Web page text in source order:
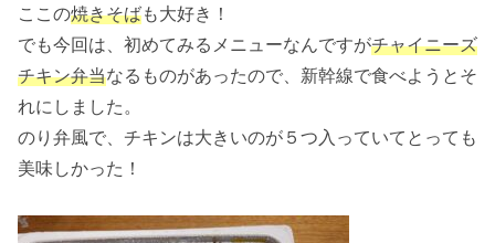
ここの焼きそばも大好き！
でも今回は、初めてみるメニューなんですがチャイニーズ
チキン弁当なるものがあったので、新幹線で食べようとそ
れにしました。
のり弁風で、チキンは大きいのが５つ入っていてとっても
美味しかった！